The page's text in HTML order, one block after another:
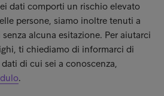
dati comporti un rischio elevato
persone, siamo inoltre tenuti a
alcuna esitazione. Per aiutarci
ti chiediamo di informarci di
di cui sei a conoscenza,
.